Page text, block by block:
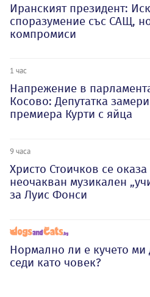
Иранският президент:
споразумение със САЩ,
компромиси
1 час
Напрежение в
Косово: Депутатка замери
премиера Курти с яйца
9 часа
Христо Стоичков се оказа
неочакван музикален
за Луис Фонси
Нормално ли е кучето ми
седи като човек?